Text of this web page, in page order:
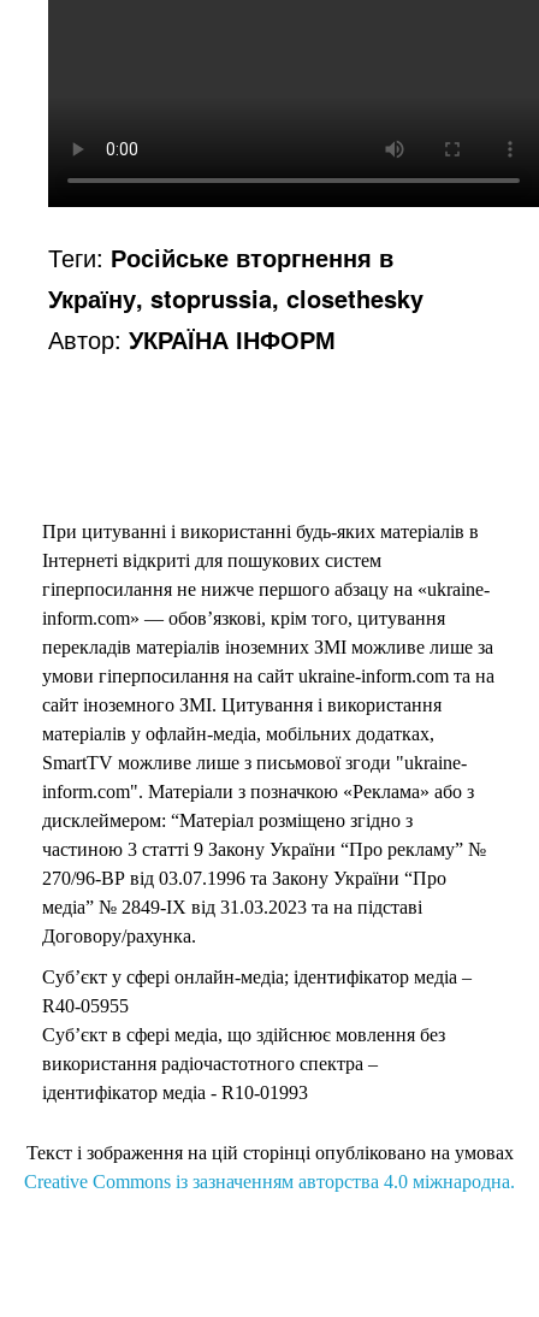
Теги: Російське вторгнення в
Україну, stoprussia, closethesky
Автор:УКРАЇНА ІНФОРМ
При цитуванні і використанні будь-яких матеріалів в
Інтернеті відкриті для пошукових систем
гіперпосилання не нижче першого абзацу на «ukraine-
inform.com» — обов’язкові, крім того, цитування
перекладів матеріалів іноземних ЗМІ можливе лише за
умови гіперпосилання на сайт ukraine-inform.com та на
сайт іноземного ЗМІ. Цитування і використання
матеріалів у офлайн-медіа, мобільних додатках,
SmartTV можливе лише з письмової згоди "ukraine-
inform.com". Матеріали з позначкою «Реклама» або з
дисклеймером: “Матеріал розміщено згідно з
частиною 3 статті 9 Закону України “Про рекламу” №
270/96-ВР від 03.07.1996 та Закону України “Про
медіа” № 2849-IX від 31.03.2023 та на підставі
Договору/рахунка.
Суб’єкт у сфері онлайн-медіа; ідентифікатор медіа –
R40-05955
Суб’єкт в сфері медіа, що здійснює мовлення без
використання радіочастотного спектра –
ідентифікатор медіа - R10-01993
Текст і зображення на цій сторінці опубліковано на умовах
Creative Commons із зазначенням авторства 4.0 міжнародна.